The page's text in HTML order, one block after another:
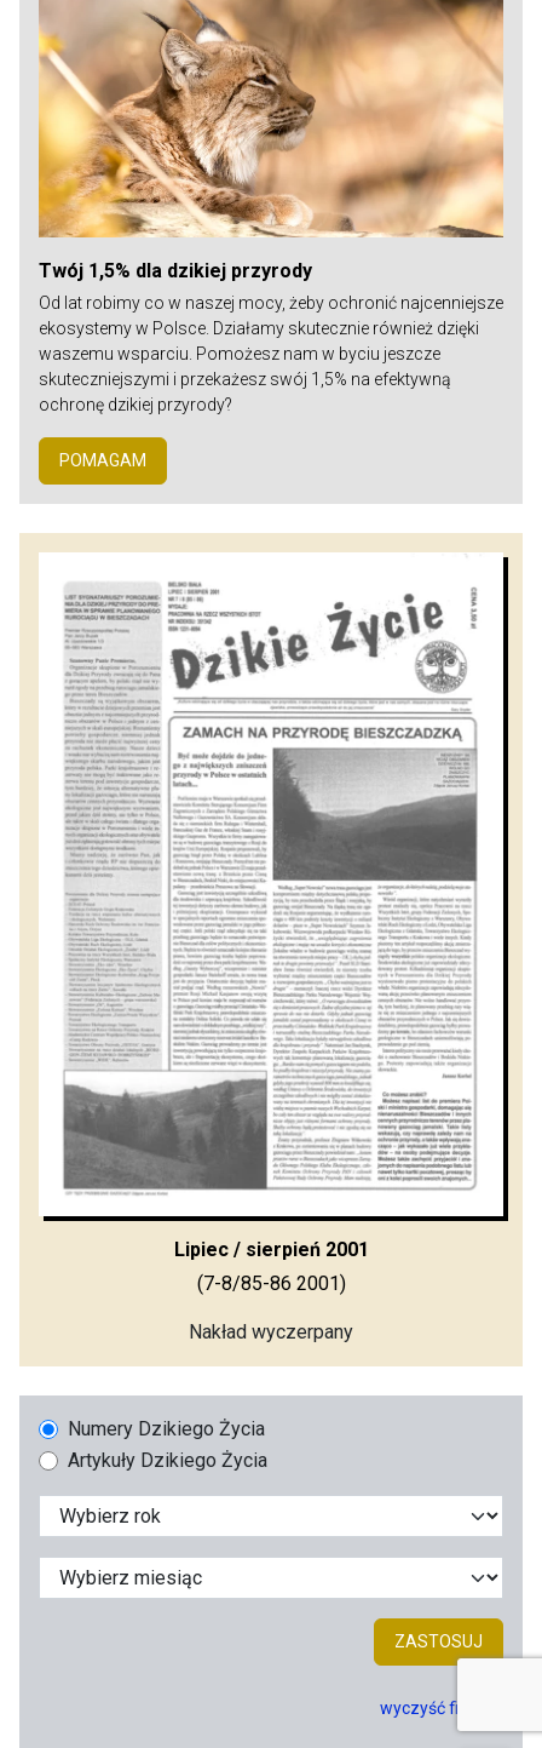
Twój 1,5% dla dzikiej przyrody
Od lat robimy co w naszej mocy, żeby ochronić najcenniejsze
ekosystemy w Polsce. Działamy skutecznie również dzięki
waszemu wsparciu. Pomożesz nam w byciu jeszcze
skuteczniejszymi i przekażesz swój 1,5% na efektywną
ochronę dzikiej przyrody?
POMAGAM
Lipiec / sierpień 2001
(7-8/85-86 2001)
Nakład wyczerpany
Numery Dzikiego Życia
Artykuły Dzikiego Życia
ZASTOSUJ
wyczyść filtry